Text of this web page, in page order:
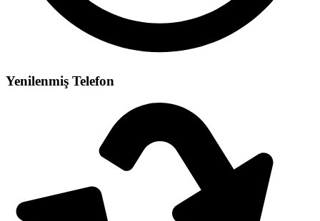
Yenilenmiş Telefon